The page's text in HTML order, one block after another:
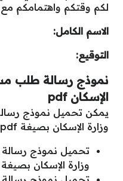
لكم وقتكم واهتمامكم مع
الاسم الكامل:
التوقيع:
نموذج رسالة طلب
الإسكانpdf
يمكن تحميل نموذج
وزارة الإسكان بصيغة pdf من الروابط التالية:
تحميل نموذج
وزارة الإسكان بصيغة pdf لبناء مسكن “